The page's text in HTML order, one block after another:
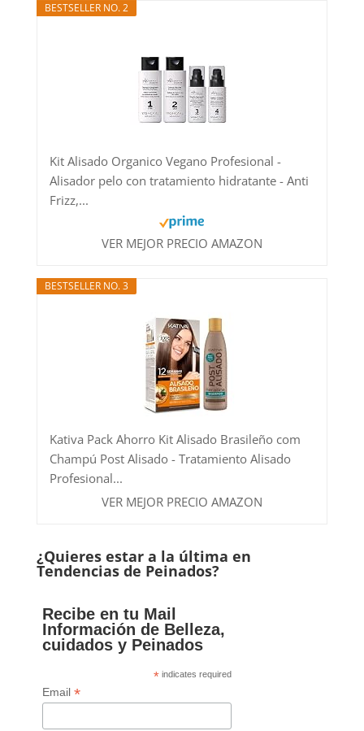
BESTSELLER NO. 2
Kit Alisado Organico Vegano Profesional -
Alisador pelo con tratamiento hidratante - Anti
Frizz,...
VER MEJOR PRECIO AMAZON
BESTSELLER NO. 3
Kativa Pack Ahorro Kit Alisado Brasileño com
Champú Post Alisado - Tratamiento Alisado
Profesional...
VER MEJOR PRECIO AMAZON
¿Quieres estar a la última en
Tendencias de Peinados?
Recibe en tu Mail
Información de Belleza,
cuidados y Peinados
* indicates required
Email*